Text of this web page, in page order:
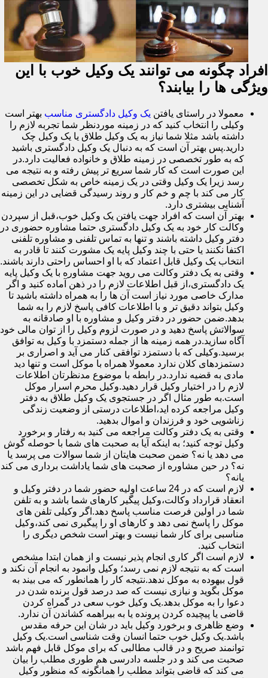
افراد چگونه می توانند یک وکیل خوب با این
ویژگی ها را بیابند؟
معمولا در راستای یافتن یک وکیل دادگستری مناسب بهتر است
وکیلی را انتخاب کنید که در زمینه موردنظر شما تجربه لازم را
داشته باشد مثلا شما نیاز به یک وکیل طلاق یا یک وکیل چک
دارید.پس بهتر آن است که به دنبال یک وکیل دادگستری باشید
که به طور تخصصی در زمینه طلاق و خانواده فعالیت دارد.در
این صورت است که کار شما سریع تر پیش رفته و به نتیجه می
رسد زیرا یک وکیل وقتی در یک زمینه خاص به شکل تخصصی
کار می کند با چم و خم کار و روند رسیدگی قضایی در این زمینه
آشنایی بیشتری دارد.
بهتر آن است که افراد جهت یافتن یک وکیل خوب،قبل از سپردن
وکالت کار خود به یک وکیل دادگستری حتما مشاوره حضوری در
دفتر وکیل داشته باشند و تنها به تماس تلفنی و مشاوره تلفنی
اکتفا نکنند یا حتی با چند وکیل پایه یک مشورت کنند تا قادر به
انتخاب یک وکیل قابل اعتماد که با او احساس راحتی دارند باشند.
وقتی به یک دفتر وکالت می روید جهت مشاوره با یک وکیل پایه
یک دادگستری،از قبل اطلاعات لازم را در ذهن آماده کنید و اگر
مدارک خاصی مورد نیاز است آن ها را به همراه داشته باشید تا
وکیل بتواند دقیق تر و با اطلاعات کافی پاسخ لازم را به شما
بدهد.ضمن حضور در دفتر وکیل و مشاوره با او صادقانه به
سوالاتش پاسخ دهید و در صورت لزوم وکیل را از توان مالی خود
آگاه سازید.در همه زمینه ها از جمله دستمزد با وکیل به توافق
برسید.وکیلی که با دستمزد توافقی کنار می آید و اصراری بر
دستمزدهای کلان ندارد معمولا همراه با موکل است و تنها دید
مادی به قضیه ندارد.در رابطه با موضوع مدنظرتان اطلاعات
لازم را در اختیار وکیل قرار دهید.وکیل محرم اسرار موکل
است.به طور مثال اگر در جستجوی یک وکیل طلاق به دفتر
وکیل مراجعه کرده اید،اطلاعات درستی از وضعیت زندگی
زناشویی خود و فرزندان و اموال بدهید.
وقتی به یک دفتر وکالت مراجعه می کنید به رفتار و برخورد
وکیل توجه کنید؛ به اینکه آیا به صحبت های شما با حوصله گوش
می دهد یا نه؟ ضمن صحبت هایتان از شما سوالات می پرسد یا
نه؟ در حین مشاوره از صحبت های شما یاداشت برداری می کند
یانه؟
لازم است که در 24 ساعت اولیه حضور شما در دفتر وکیل و
انعقاد قرارداد وکالت،وکیل پیگیر کارهای شما باشد و به تلفن
شما در اولین فرصت مناسب پاسخ دهد.اگر وکیلی تلفن های
موکل را پاسخ نمی دهد و کارهای او را پیگیری نمی کند،وکیل
مناسبی برای کار شما نیست و بهتر است شخص دیگری را
انتخاب کنید.
لازم است اگر کاری انجام پذیر نیست و از همان ابتدا مشخص
است که به نتیجه لازم نمی رسد؛ وکیل وانمود به انجام آن نکند و
قول بیهوده به موکل ندهد.نتیجه کار را همانطور که می بیند به
موکل بگوید و نیازی نیست که صد درصد قول برنده شدن در
دعوا را به موکل بدهد.یک وکیل خوب سعی در گمراه کردن
قاضی یا پیچیده کردن پرونده یا به بیراهمه کشاندن آن ندارد.
وضع ظاهری و برخورد وکیل باید در شان این حرفه مقدس
باشد.یک وکیل خوب حتما انسان وقت شناسی است.یک وکیل
توانمند صریح و در قالب مطالبی که برای موکل قابل فهم باشد
صحبت می کند و در جلسه دادرسی هم طوری مطلب را بیان
می کند که قاضی بتواند مطلب را همانگونه که منظور وکیل